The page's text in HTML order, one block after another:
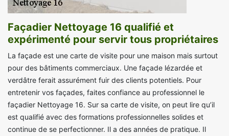
Façadier Nettoyage 16 qualifié et
expérimenté pour servir tous propriétaires
La façade est une carte de visite pour une maison mais surtout
pour des bâtiments commerciaux. Une façade lézardée et
verdâtre ferait assurément fuir des clients potentiels. Pour
entretenir vos façades, faites confiance au professionnel le
façadier Nettoyage 16. Sur sa carte de visite, on peut lire qu’il
est qualifié avec des formations professionnelles solides et
continue de se perfectionner. Il a des années de pratique. Il